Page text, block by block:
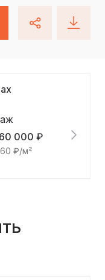
000 ₽
₽/м²